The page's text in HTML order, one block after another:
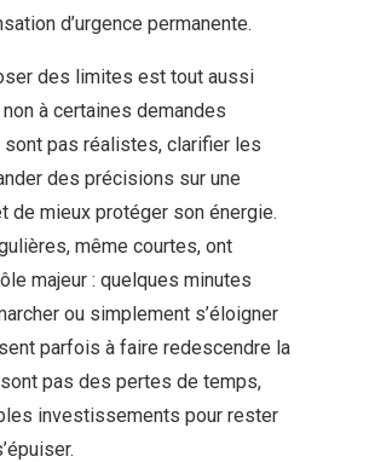
d’urgence permanente.
des limites est tout aussi
à certaines demandes
sont pas réalistes, clarifier les
des précisions sur une
de mieux protéger son énergie.
même courtes, ont
majeur : quelques minutes
ou simplement s’éloigner
parfois à faire redescendre la
pas des pertes de temps,
investissements pour rester